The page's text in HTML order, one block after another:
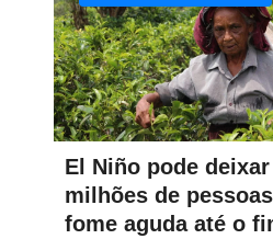
El Niño pode deixar
milhões de
fome aguda até o